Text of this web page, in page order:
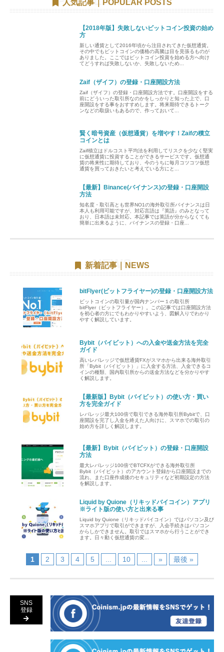
人気記事｜POPULAR POSTS
【2018年版】失敗しないビットコイン投資の始め
方
新しい通貨として2016年頃から注目されてきた仮想通貨。
その中でもビットコインの価格の高騰は目を見張るものが
ありました。ここではビットコイン投資を始める方へ向け
てどうすれば失敗しないか、失敗しないため...
Zaif（ザイフ）の登録・口座開設方法
Zaif（ザイフ）の登録・口座開設方法です。口座開設をする
前にどういった取引所なのかをしっかりと知った上で、口
座開設をする事をおすすめします。将来期待できるトーク
ンなどの取扱いもあるので、作っておいて...
賢く暗号資産（仮想通貨）を増やす！Zaifの積立
コインとは
Zaif積立はドルコスト平均法を利用してリスクを少なく堅実
に仮想通貨に投資することができるサービスです。仮想通
貨の将来性に期待しており、今のうちに毎月コツコツ仮想
通貨を買っておきたいと考えている方にと...
【最新】Binance(バイナンス)の登録・口座開設
方法
知名度・取引高とも世界NO1の海外取引所バイナンスは日
本人も利用可能ですが、対応言語は『英語』のみとなって
おり、日本語は未対応。本記事では英語が分からなくても
簡単に出来るように、バイナンスの登録・口座...
新着記事｜NEWS
bitFlyer(ビットフライヤー)の登録・口座開設方法
ビットコインの取引量が国内ナンバー１の取引所
bitFlyer（ビットフライヤー）。この記事では口座開設方法
を初心者の方にでもわかりやすいよう、図解入りでわかり
やすく解説しています。
Bybit（バイビット）への入金や送金方法を完全
ガイド
高いレバレッジで仮想通貨FXがスマホから出来る海外取引
所「Bybit（バイビット）」に入金する方法、入金できるコ
インの種類、国内取引所からの送金方法などを分かりやす
く解説します。
【最新版】Bybit（バイビット）の使い方・買い
方を完全ガイド
レバレッジ最大100倍で取引できる海外取引所Bybitで、口
座開設を完了し入金を終えた人向けに、スマホでの取引の
始め方を詳しく解説します。
【最新】Bybit（バイビット）の登録・口座開設
方法
最大レバレッジ100倍でBTCFXができる海外取引所
Bybit（バイビット）のアカウント登録から口座開設までの
流れ、また口座作成後のセキュリティなど初期設定の方法
を解説します。
Liquid by Quione（リキッドバイコイン）アプリ
※ライト版の使い方と出来る事
Liquid by Quione（リキッドバイコイン）ではパソコン及び
スマホアプリで取引ができますが、入会手続きはパソコン
からしかできません。取引ではスマホから行うことができ
ます。日々動く仮想通貨の変...
1 2 3 4 5 10 » 最後 »
SNS
登録